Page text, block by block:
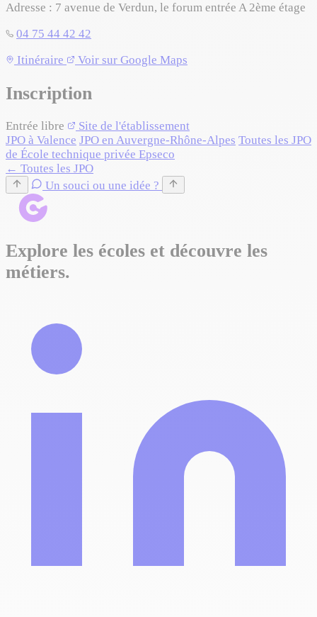
Adresse : 7 avenue de Verdun, le forum entrée A 2ème étage
04 75 44 42 42
−
Itinéraire
Voir sur Google Maps
Inscription
Entrée libre
Site de l'établissement
JPO à Valence JPO en Auvergne-Rhône-Alpes Toutes les JPO
de École technique privée Epseco
← Toutes les JPO
Un souci ou une idée ?
Explore les écoles et découvre les
métiers.